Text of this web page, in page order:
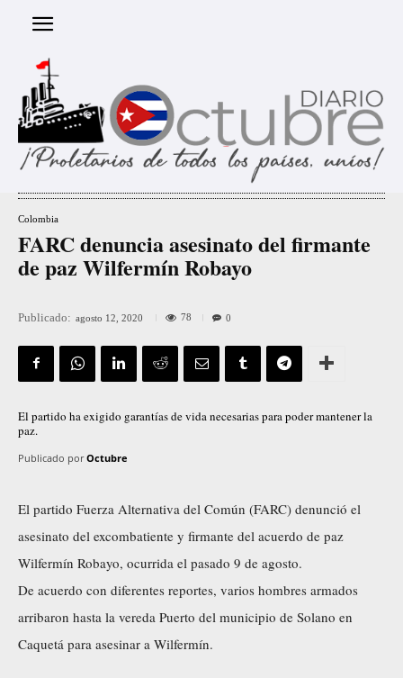
Colombia
FARC denuncia asesinato del firmante
de paz Wilfermín Robayo
Publicado: agosto 12, 2020 78 0
El partido ha exigido garantías de vida necesarias para poder mantener la
paz.
Publicado por Octubre
El partido Fuerza Alternativa del Común (FARC) denunció el
asesinato del excombatiente y firmante del acuerdo de paz
Wilfermín Robayo, ocurrida el pasado 9 de agosto.
De acuerdo con diferentes reportes, varios hombres armados
arribaron hasta la vereda Puerto del municipio de Solano en
Caquetá para asesinar a Wilfermín.